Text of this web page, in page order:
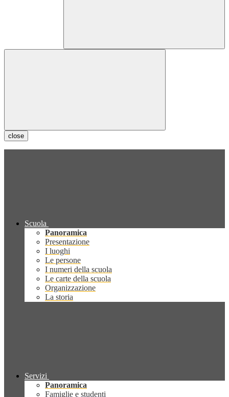
close
Scuola
Panoramica
Presentazione
I luoghi
Le persone
I numeri della scuola
Le carte della scuola
Organizzazione
La storia
Servizi
Panoramica
Famiglie e studenti